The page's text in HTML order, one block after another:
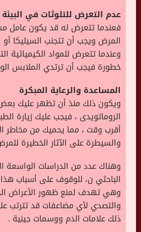
عدم التعرض للتلوثات في البيئة
فعندما تتعرض له قد يكون عامل
المرض ويجب أن تتجنب السيليكا
وعندما تتعرض للمواد الكيميائية
خطورة فيجب أن ترتدي الملابس
المساعدة والرعاية المبكرة
ويكون ذلك منذ أن تظهر عليك
الروماتويدى ، فيجب عليك زيارة
أقرب وقت ، مما يحميك من مخاطر
والسيطرة على الآثار الخطيرة
وهناك عدد من الدراسات الواسعة
الباحثي ن، للوقوف على أسباب
وهي تهدف لمنع ظهور الأعراض
والتصدي لأي مضاعفات قد تترتب
ذلك علامات الدم ووسمات جينية .